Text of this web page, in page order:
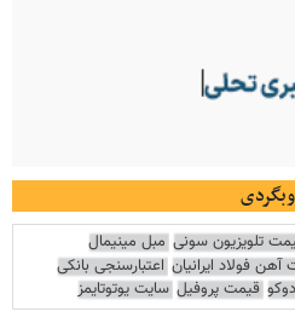
وبگردی
تلویزیون سونی مبل مینیمال
فولاد ایرانیان اعتبارسنجی بانکی
قیمت پروفیل سایت یوتوتایمز